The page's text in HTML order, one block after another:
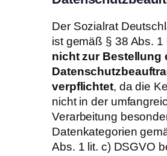
Der Sozialrat
ist gemäß § 38 Abs. 1
nicht zur Bestellung
verpflichtet, da die
nicht in der
Verarbeitung
Datenkategorien
Abs. 1 lit. c) DSGVO